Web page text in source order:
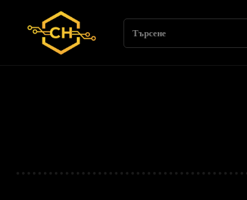
Търсене